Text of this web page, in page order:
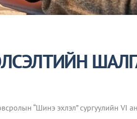
“Шинэ эхлэл” сургуулийн VI